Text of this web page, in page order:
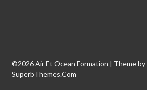
©2026 Air Et Ocean Formation | Theme by
SuperbThemes.Com